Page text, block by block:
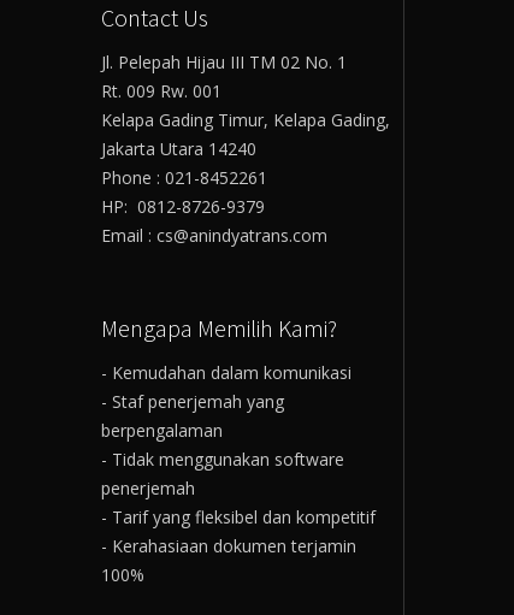
Contact Us
Jl. Pelepah Hijau III TM 02 No. 1
Rt. 009 Rw. 001
Kelapa Gading Timur, Kelapa Gading,
Jakarta Utara 14240
Phone : 021-8452261
HP: 0812-8726-9379
Email : cs@anindyatrans.com
Mengapa Memilih Kami?
- Kemudahan dalam komunikasi
- Staf penerjemah yang
berpengalaman
- Tidak menggunakan software
penerjemah
- Tarif yang fleksibel dan kompetitif
- Kerahasiaan dokumen terjamin
100%